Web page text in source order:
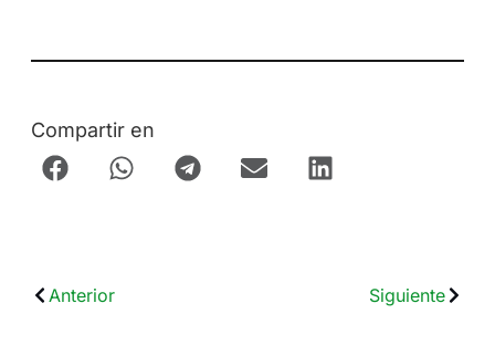
Compartir en
Anterior Siguiente